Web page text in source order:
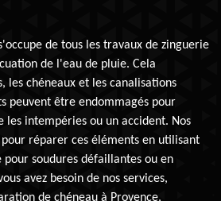
de tous les travaux de zinguerie
de l'eau de pluie. Cela
les chéneaux et les canalisations
peuvent être endommagés pour
les intempéries ou un accident. Nos
réparer ces éléments en utilisant
pour soudures défaillantes ou en
avez besoin de nos services,
de chéneau à Provence,